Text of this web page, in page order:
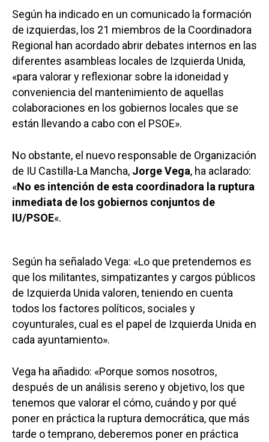
Según ha indicado en un comunicado la formación
de izquierdas, los 21 miembros de la Coordinadora
Regional han acordado abrir debates internos en las
diferentes asambleas locales de Izquierda Unida,
«para valorar y reflexionar sobre la idoneidad y
conveniencia del mantenimiento de aquellas
colaboraciones en los gobiernos locales que se
están llevando a cabo con el PSOE».
No obstante, el nuevo responsable de Organización
de IU Castilla-La Mancha, Jorge Vega, ha aclarado:
«No es intención de esta coordinadora la ruptura
inmediata de los gobiernos conjuntos de
IU/PSOE«.
Según ha señalado Vega: «Lo que pretendemos es
que los militantes, simpatizantes y cargos públicos
de Izquierda Unida valoren, teniendo en cuenta
todos los factores políticos, sociales y
coyunturales, cual es el papel de Izquierda Unida en
cada ayuntamiento».
Vega ha añadido: «Porque somos nosotros,
después de un análisis sereno y objetivo, los que
tenemos que valorar el cómo, cuándo y por qué
poner en práctica la ruptura democrática, que más
tarde o temprano, deberemos poner en práctica